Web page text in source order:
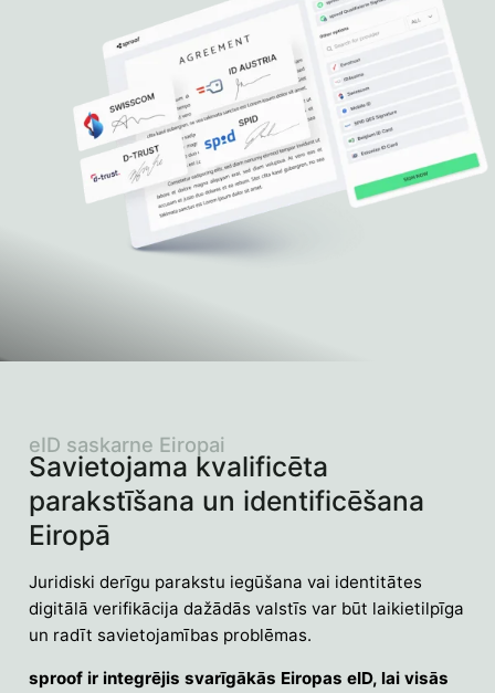
Savietojama kvalificēta
parakstīšana un identificēšana
Eiropā
eID saskarne Eiropai
Juridiski derīgu parakstu iegūšana vai identitātes
digitālā verifikācija dažādās valstīs var būt laikietilpīga
un radīt savietojamības problēmas.
sproof ir integrējis svarīgākās Eiropas eID, lai visās